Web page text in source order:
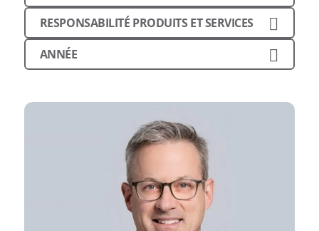
RESPONSABILITÉ PRODUITS ET SERVICES
ANNÉE